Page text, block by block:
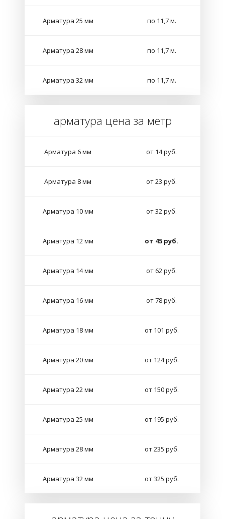
Арматура 25 мм по 11,7 м.
Арматура 28 мм по 11,7 м.
Арматура 32 мм по 11,7 м.
арматура цена за метр
Арматура 6 мм от 14 руб.
Арматура 8 мм от 23 руб.
Арматура 10 мм от 32 руб.
Арматура 12 мм от 45 руб.
Арматура 14 мм от 62 руб.
Арматура 16 мм от 78 руб.
Арматура 18 мм от 101 руб.
Арматура 20 мм от 124 руб.
Арматура 22 мм от 150 руб.
Арматура 25 мм от 195 руб.
Арматура 28 мм от 235 руб.
Арматура 32 мм от 325 руб.